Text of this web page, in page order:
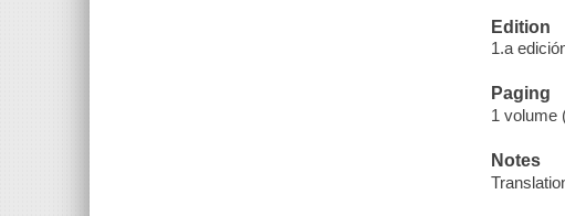
Edition
1.a
Paging
1 volume
Notes